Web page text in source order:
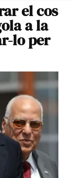
el cos
a la
lo per